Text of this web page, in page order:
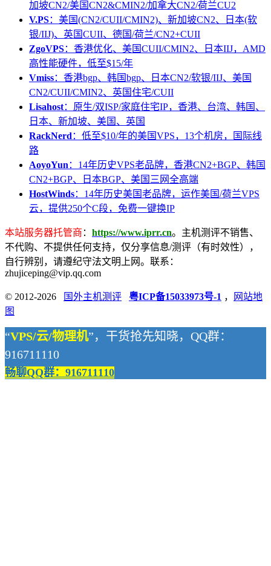
加坡CN2/美国CN2&CMIN2/加拿大CN2/荷兰CU2
V.PS：美国(CN2/CUII/CMIN2)、新加坡CN2、日本(软
银/IIJ)、英国CUII、德国/荷兰/CN2+CUII
ZgoVPS：香港优化、美国CUII/CMIN2、日本IIJ，AMD
高性能硬件，低至$15/年
Vmiss：香港bgp、韩国bgp、日本CN2/软银/IIJ、美国
CN2/CUII/CMIN2、英国住宅/CUII
Lisahost：原生/双ISP/家庭住宅IP，香港、台湾、韩国、
日本、新加坡、美国、英国
RackNerd ：低至$10/年的美国VPS，13个机房，国际线
路
AoyoYun ：14年历史VPS老品牌，香港CN2+BGP、韩国
CN2+BGP、日本BGP、美国三网全高端
HostWinds：14年历史美国老品牌，运作美国/荷兰VPS
云，提供250个C段，免费一键换IP
本站服务器托管商 ： https://www.iprr.cn。主机测评不销售、
不代购、不提供任何支持，仅分享信息/测评（有时效性），
自行辨别，请遵纪守法文明上网。联系：
zhujiceping@vip.qq.com
© 2012-2026 国外主机测评 粤ICP备15033973号-1 ，
网站地
图
“VPS/云/物理机”，干货抢先知晓，QQ群：
916711110
畅聊QQ群：916711110